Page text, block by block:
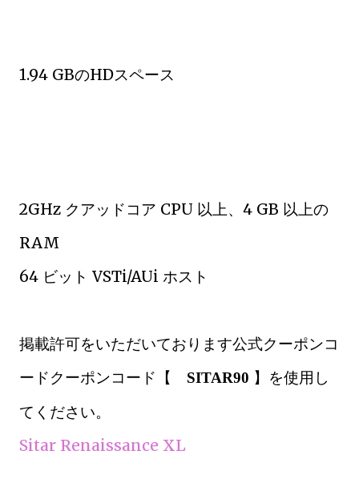
1.94 GBのHDスペース
2GHz クアッドコア CPU 以上、4 GB 以上の
RAM
64 ビット VSTi/AUi ホスト
掲載許可をいただいております公式クーポンコ
ードクーポンコード【
SITAR90 】を使用し
てください。
Sitar Renaissance XL